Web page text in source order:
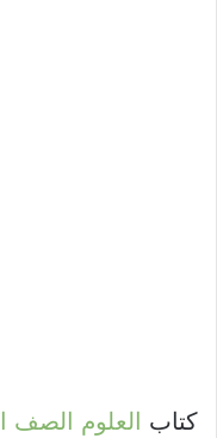
كتاب العلوم الصف